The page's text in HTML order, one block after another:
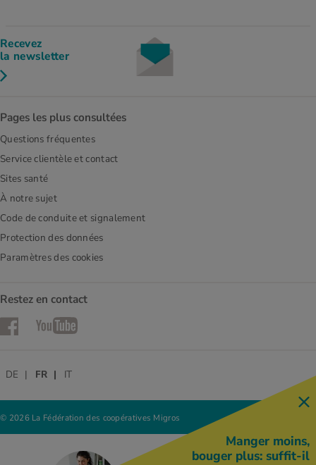
Recevez
la newsletter
Pages les plus consultées
Questions fréquentes
Service clientèle et contact
Sites santé
À notre sujet
Code de conduite et signalement
Protection des données
Paramètres des cookies
Restez en contact
FacebookYouTube
© 2026 La Fédération des coopératives Migros
DE FR IT
Manger moins,
bouger plus: suffit-il